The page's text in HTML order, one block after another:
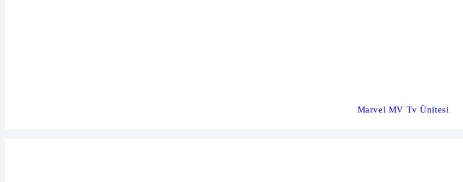
Marvel MV Tv Ünitesi